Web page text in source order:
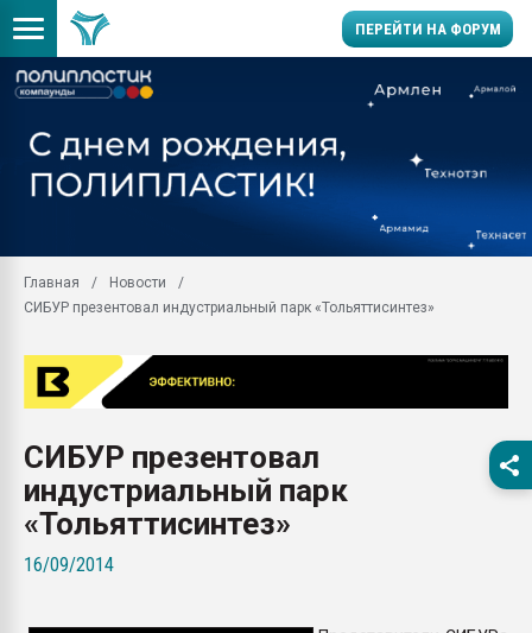
ПЕРЕЙТИ НА ФОРУМ
заводу пластмасс"
28.07.2026
28.07.2026
Главная
Новости
СИБУР презентовал индустриальный парк «Тольяттисинтез»
СИБУР презентовал
индустриальный парк
«Тольяттисинтез»
16/09/2014